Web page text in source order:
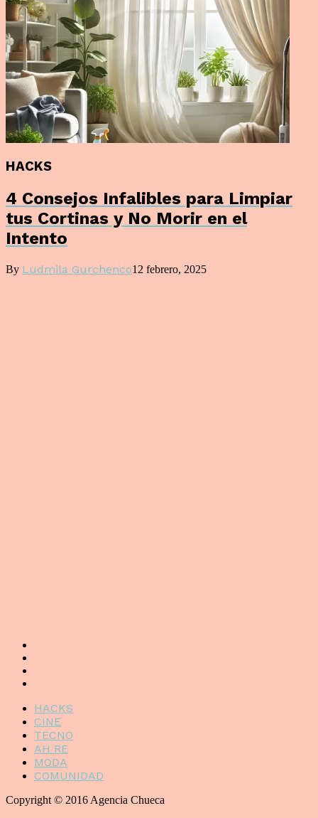
HACKS
4 Consejos Infalibles para Limpiar
tus Cortinas y No Morir en el
Intento
By Ludmila Gurchenco12 febrero, 2025
HACKS
CINE
TECNO
AH RE
MODA
COMUNIDAD
Copyright © 2016 Agencia Chueca